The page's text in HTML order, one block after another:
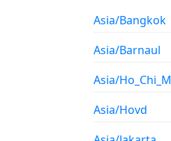
Asia/Bangkok
Asia/Barnaul
Asia/
Asia/Hovd